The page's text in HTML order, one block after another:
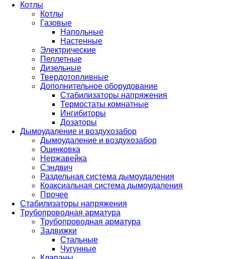
Котлы
Котлы
Газовые
Напольные
Настенные
Электрические
Пеллетные
Дизельные
Твердотопливные
Дополнительное оборудование
Стабилизаторы напряжения
Термостаты комнатные
Ингибиторы
Дозаторы
Дымоудаление и воздухозабор
Дымоудаление и воздухозабор
Оцинковка
Нержавейка
Сэндвич
Раздельная система дымоудаления
Коаксиальная система дымоудаления
Прочее
Стабилизаторы напряжения
Трубопроводная арматура
Трубопроводная арматура
Задвижки
Стальные
Чугунные